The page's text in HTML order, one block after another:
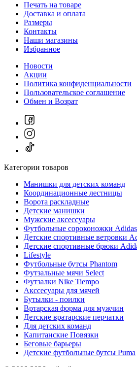
Печать на товаре
Доставка и оплата
Размеры
Контакты
Наши магазины
Избранное
Новости
Акции
Политика конфиденциальности
Пользовательское соглашение
Обмен и Возрат
Категории товаров
Манишки для детских команд
Координационные лестницы
Ворота раскладные
Детские манишки
Мужские аксессуары
Футбольные сороконожки
Детские спортивные ветровки
Детские спортивные брюки
Lifestyle
Футбольные бутсы Phantom
Футзальные мячи Select
Футзалки Nike Tiempo
Акссесуары для мячей
Бутылки - поилки
Вртарская форма для мужчин
Детские вратарские перчатки
Для детских команд
Капитанские Повязки
Беговые барьеры
Детские футбольные бутсы Puma